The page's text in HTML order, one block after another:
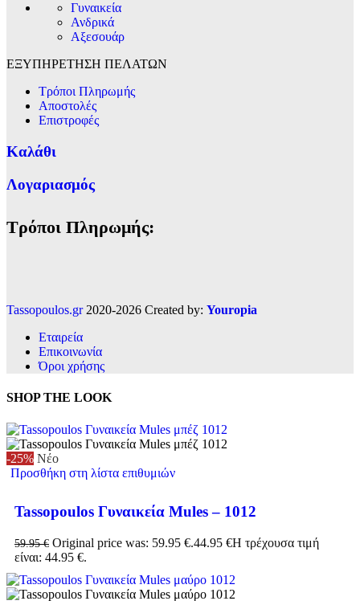
Γυναικεία
Ανδρικά
Αξεσουάρ
ΕΞΥΠΗΡΕΤΗΣΗ ΠΕΛΑΤΩΝ
Τρόποι Πληρωμής
Αποστολές
Επιστροφές
Καλάθι
Λογαριασμός
Τρόποι Πληρωμής:
Tassopoulos.gr2020-2026 Created by: Youropia
Εταιρεία
Επικοινωνία
Όροι χρήσης
SHOP THE LOOK
-25% Νέο
Προσθήκη στη λίστα επιθυμιών
Tassopoulos Γυναικεία Mules – 1012
59.95€ Original price was: 59.95 €.44.95 €Η τρέχουσα τιμή
είναι: 44.95 €.